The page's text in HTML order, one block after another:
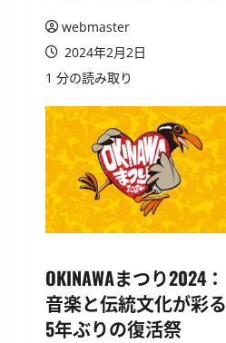
webmaster
2024年2月2日
1 分の読み取り
OKINAWAまつり2024：
音楽と伝統文化が彩る
5年ぶりの復活祭